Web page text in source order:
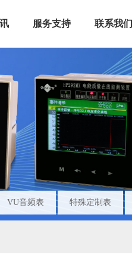
服务支持 联系我们
VU音频表 特殊定制表